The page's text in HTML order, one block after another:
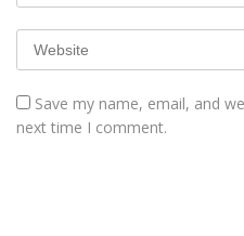
Save my name, email, and
next time I comment.